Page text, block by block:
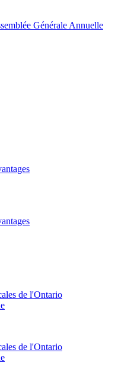
Générale Annuelle
de l'Ontario
de l'Ontario